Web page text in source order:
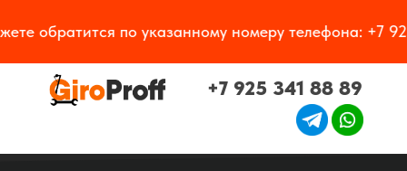
по указанному номеру телефона: +7 925
+7 925 341 88 89
Сделаем вденьобращения!